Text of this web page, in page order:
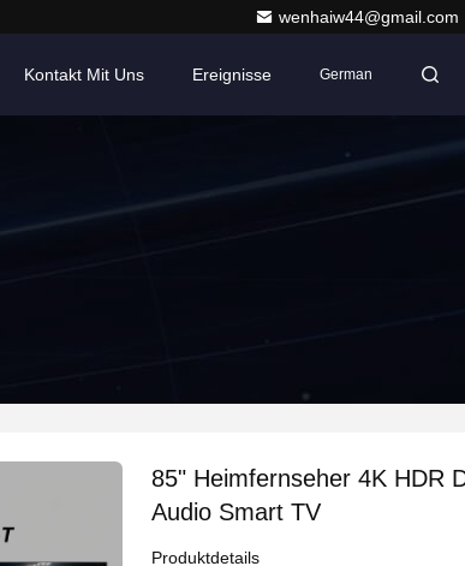
wenhaiw44@gmail.com
Kontakt Mit Uns Ereignisse German
85" Heimfernseher 4K HDR
Audio Smart TV
Produktdetails